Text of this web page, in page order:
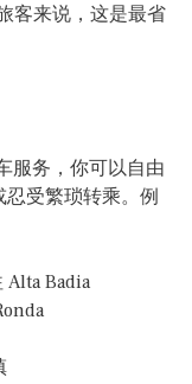
客来说，这是最省
服务，你可以自由
受繁琐转乘。例
Alta Badia